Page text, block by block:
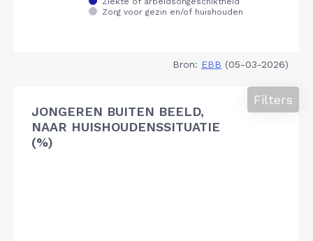
Bron: EBB (05-03-2026)
JONGEREN BUITEN BEELD,
NAAR HUISHOUDENSSITUATIE
(%)
Filters